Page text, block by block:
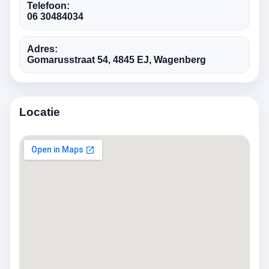
Telefoon:
06 30484034
Adres:
Gomarusstraat 54, 4845 EJ, Wagenberg
Locatie